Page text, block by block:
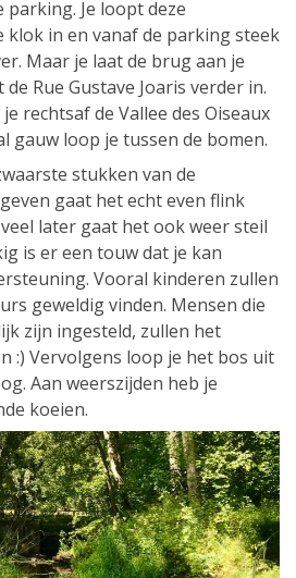
Je loopt deze
klok in en vanaf de parking steek
Maar je laat de brug aan je
Rue Gustave Joaris verder in.
rechtsaf de Vallee des Oiseaux
gauw loop je tussen de bomen.
stukken van de
gaat het echt even flink
later gaat het ook weer steil
is er een touw dat je kan
Vooral kinderen zullen
geweldig vinden. Mensen die
zijn ingesteld, zullen het
:) Vervolgens loop je het bos uit
Aan weerszijden heb je
koeien.